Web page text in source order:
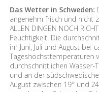
Das Wetter in Schweden:
angenehm frisch und nicht
ALLEN DINGEN NOCH
Feuchtigkeit. Die
im Juni, Juli und August bei
Tageshöchsttemperaturen
durchschnittlichen Wasser-
und an der
August zwischen 19° und